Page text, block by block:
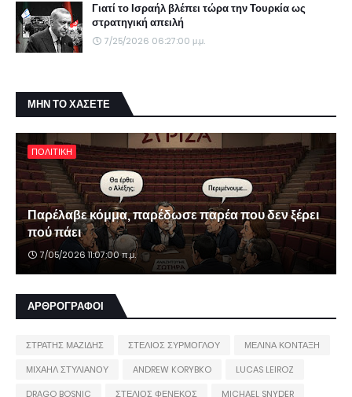
Γιατί το Ισραήλ βλέπει τώρα την Τουρκία ως
στρατηγική απειλή
7/25/2026 06:27:00 μ.μ.
ΜΗΝ ΤΟ ΧΑΣΕΤΕ
ΠΟΛΙΤΙΚΗ
Παρέλαβε κόμμα, παρέδωσε παρέα που δεν ξέρει
πού πάει
7/05/2026 11:07:00 π.μ.
ΑΡΘΡΟΓΡΑΦΟΙ
ΣΤΡΑΤΗΣ ΜΑΖΙΔΗΣ ΣΤΕΛΙΟΣ ΣΥΡΜΟΓΛΟΥ
ΜΕΛΙΝΑ ΚΟΝΤΑΞΗ
ΜΙΧΑΗΛ ΣΤΥΛΙΑΝΟΥ
ANDREW KORYBKO
LUCAS LEIROZ
DRAGO BOSNIC
ΣΤΕΛΙΟΣ ΦΕΝΕΚΟΣ
MICHAEL SNYDER